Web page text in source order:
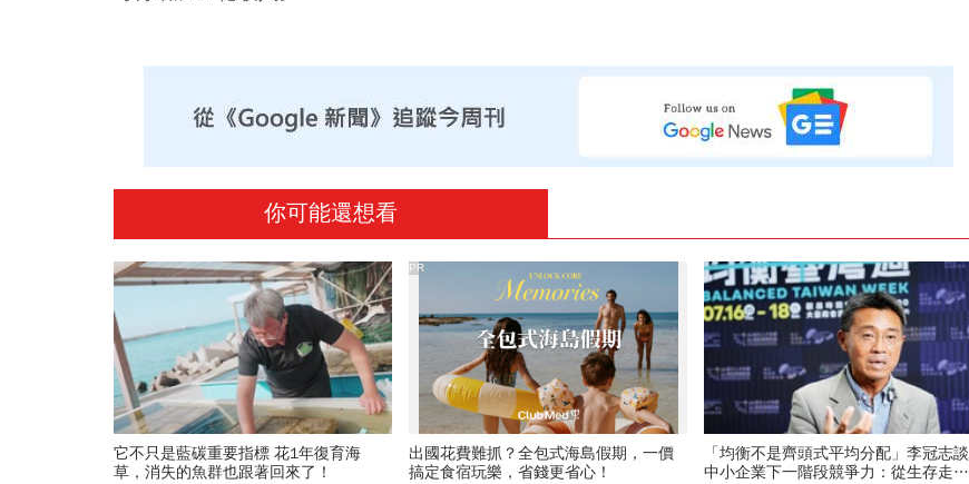
你可能還想看
它不只是藍碳重要指標 花1年復育海
草，消失的魚群也跟著回來了！
出國花費難抓？全包式海島假期，一價
搞定食宿玩樂，省錢更省心！
PR
「均衡不是齊頭式平均分配」李冠志談
中小企業下一階段競爭力：從生存走向